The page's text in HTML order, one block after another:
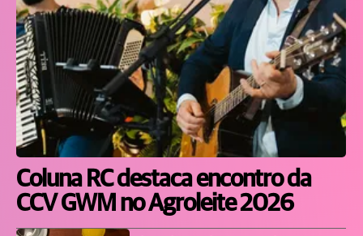
Coluna RC destaca encontro da
CCV GWM no Agroleite 2026